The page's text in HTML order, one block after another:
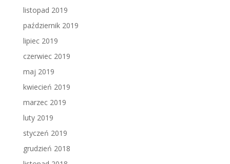
listopad 2019
październik 2019
lipiec 2019
czerwiec 2019
maj 2019
kwiecień 2019
marzec 2019
luty 2019
styczeń 2019
grudzień 2018